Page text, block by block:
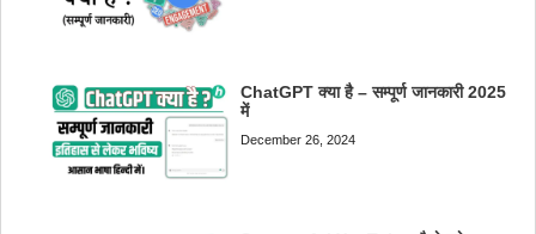
ChatGPT क्या है – सम्पूर्ण जानकारी 2025
में
December 26, 2024